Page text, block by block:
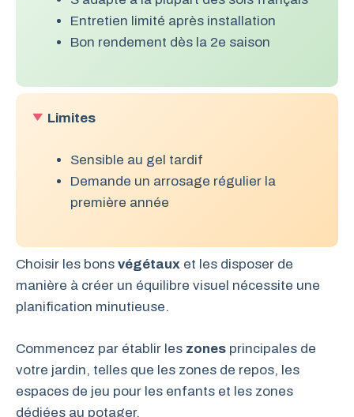
Entretien limité après installation
Bon rendement dès la 2e saison
Limites
Sensible au gel tardif
Demande un arrosage régulier la
première année
Choisir les bons végétaux et les disposer de
manière à créer un équilibre visuel nécessite une
planification minutieuse.
Commencez par établir les zones principales de
votre jardin, telles que les zones de repos, les
espaces de jeu pour les enfants et les zones
dédiées au potager.